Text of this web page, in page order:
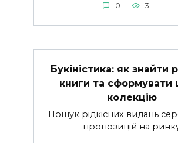
0 3
Букіністика: як знайти
книги та сформувати
колекцію
Пошук рідкісних видань
пропозицій на